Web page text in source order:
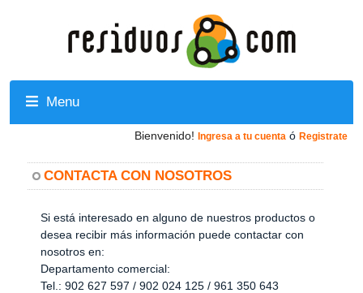
Menu
Bienvenido! Ingresa a tu cuenta ó Registrate
CONTACTA CON NOSOTROS
Si está interesado en alguno de nuestros productos o
desea recibir más información puede contactar con
nosotros en:
Departamento comercial:
Tel.: 902 627 597 / 902 024 125 / 961 350 643